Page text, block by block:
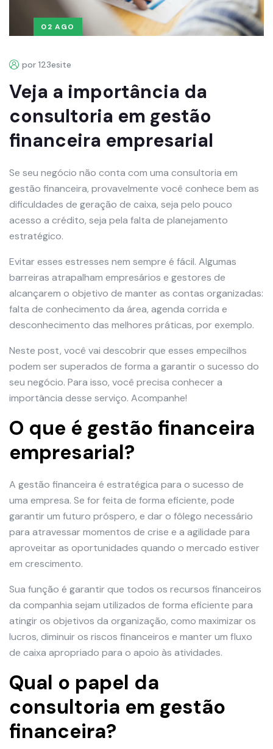
02 AGO
por 123esite
Veja a importância da
consultoria em gestão
financeira empresarial
Se seu negócio não conta com uma consultoria em
gestão financeira, provavelmente você conhece bem as
dificuldades de geração de caixa, seja pelo pouco
acesso a crédito, seja pela falta de planejamento
estratégico.
Evitar esses estresses nem sempre é fácil. Algumas
barreiras atrapalham empresários e gestores de
alcançarem o objetivo de manter as contas organizadas:
falta de conhecimento da área, agenda corrida e
desconhecimento das melhores práticas, por exemplo.
Neste post, você vai descobrir que esses empecilhos
podem ser superados de forma a garantir o sucesso do
seu negócio. Para isso, você precisa conhecer a
importância desse serviço. Acompanhe!
O que é gestão financeira
empresarial?
A gestão financeira é estratégica para o sucesso de
uma empresa. Se for feita de forma eficiente, pode
garantir um futuro próspero, e dar o fôlego necessário
para atravessar momentos de crise e a agilidade para
aproveitar as oportunidades quando o mercado estiver
em crescimento.
Sua função é garantir que todos os recursos financeiros
da companhia sejam utilizados de forma eficiente para
atingir os objetivos da organização, como maximizar os
lucros, diminuir os riscos financeiros e manter um fluxo
de caixa apropriado para o apoio às atividades.
Qual o papel da
consultoria em gestão
financeira?